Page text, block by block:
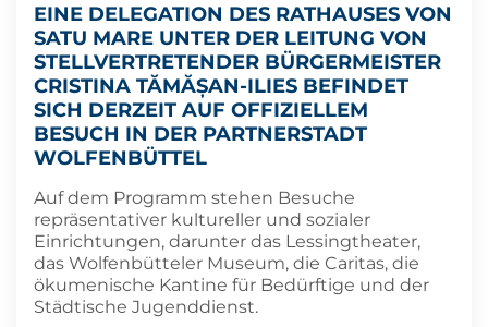
EINE DELEGATION DES RATHAUSES VON
SATU MARE UNTER DER LEITUNG VON
STELLVERTRETENDER BÜRGERMEISTER
CRISTINA TĂMĂȘAN-ILIES BEFINDET
SICH DERZEIT AUF OFFIZIELLEM
BESUCH IN DER PARTNERSTADT
WOLFENBÜTTEL
Auf dem Programm stehen Besuche
repräsentativer kultureller und sozialer
Einrichtungen, darunter das Lessingtheater,
das Wolfenbütteler Museum, die Caritas, die
ökumenische Kantine für Bedürftige und der
Städtische Jugenddienst.